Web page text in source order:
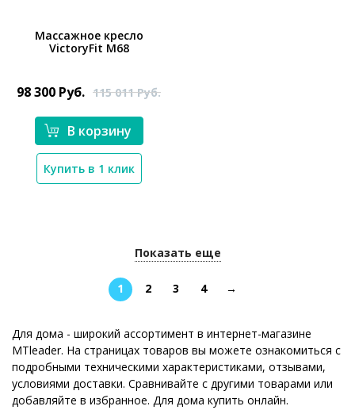
Массажное кресло
VictoryFit M68
98 300 Руб. 115 011Руб.
В корзину
Купить в 1 клик
Показать еще
1 2 3 4 →
Для дома - широкий ассортимент в интернет-магазине
MTleader. На страницах товаров вы можете ознакомиться с
подробными техническими характеристиками, отзывами,
условиями доставки. Сравнивайте с другими товарами или
добавляйте в избранное. Для дома купить онлайн.